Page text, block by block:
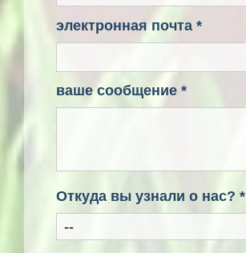
электронная почта *
ваше сообщение *
Откуда вы узнали о нас? *